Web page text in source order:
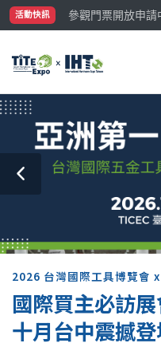
活動快訊
參觀門票開放申請
最大規模台灣五
2026 台灣國際工具博覽會
國際買主必訪
十月台中震撼